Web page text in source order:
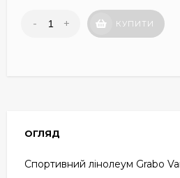
- + КУПИТИ
ОГЛЯД
Спортивний лінолеум Grabo